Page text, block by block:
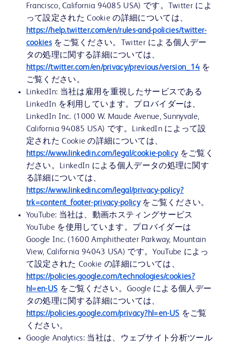
Francisco, California 94085 USA) です。Twitter によ
って設定された Cookie の詳細については、
https://help.twitter.com/en/rules-and-policies/twitter-
cookiesをご覧ください。Twitter による個人デー
タの処理に関する詳細については、
https://twitter.com/en/privacy/previous/version_14 を
ご覧ください。
LinkedIn: 当社は雇用を重視したサービスである
LinkedIn を利用しています。プロバイダーは、
LinkedIn Inc. (1000 W. Maude Avenue, Sunnyvale,
California 94085 USA) です。LinkedIn によって設
定された Cookie の詳細については、
https://www.linkedin.com/legal/cookie-policyをご覧く
ださい。LinkedIn による個人データの処理に関す
る詳細については、
https://www.linkedin.com/legal/privacy-policy?
trk=content_footer-privacy-policyをご覧ください。
YouTube: 当社は、動画ホスティングサービス
YouTube を使用しています。プロバイダーは
Google Inc. (1600 Amphitheater Parkway, Mountain
View, California 94043 USA) です。YouTube によっ
て設定された Cookie の詳細については、
https://policies.google.com/technologies/cookies?
hl=en-US をご覧ください。Google による個人デー
タの処理に関する詳細については、
https://policies.google.com/privacy?hl=en-US をご覧
ください。
Google Analytics: 当社は、ウェブサイト分析ツール